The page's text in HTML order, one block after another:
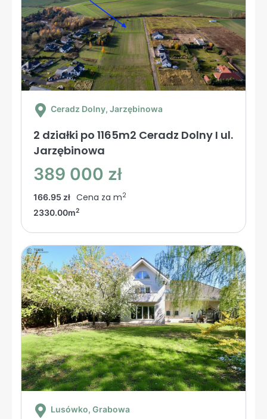
Ceradz Dolny, Jarzębinowa
2 działki po 1165m2 Ceradz Dolny I ul.
Jarzębinowa
389 000 zł
166.95 zł Cena za m2
2330.00m2
Lusówko, Grabowa